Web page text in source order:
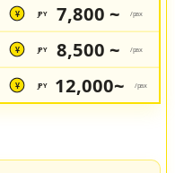
¥ JPY 7,800 ~ /pax
¥ JPY 8,500 ~ /pax
¥ JPY 12,000~ /pax